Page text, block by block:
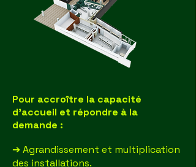
Pour accroître la capacité
d’accueil et répondre à la
demande :
➔ Agrandissement et multiplication
des installations.